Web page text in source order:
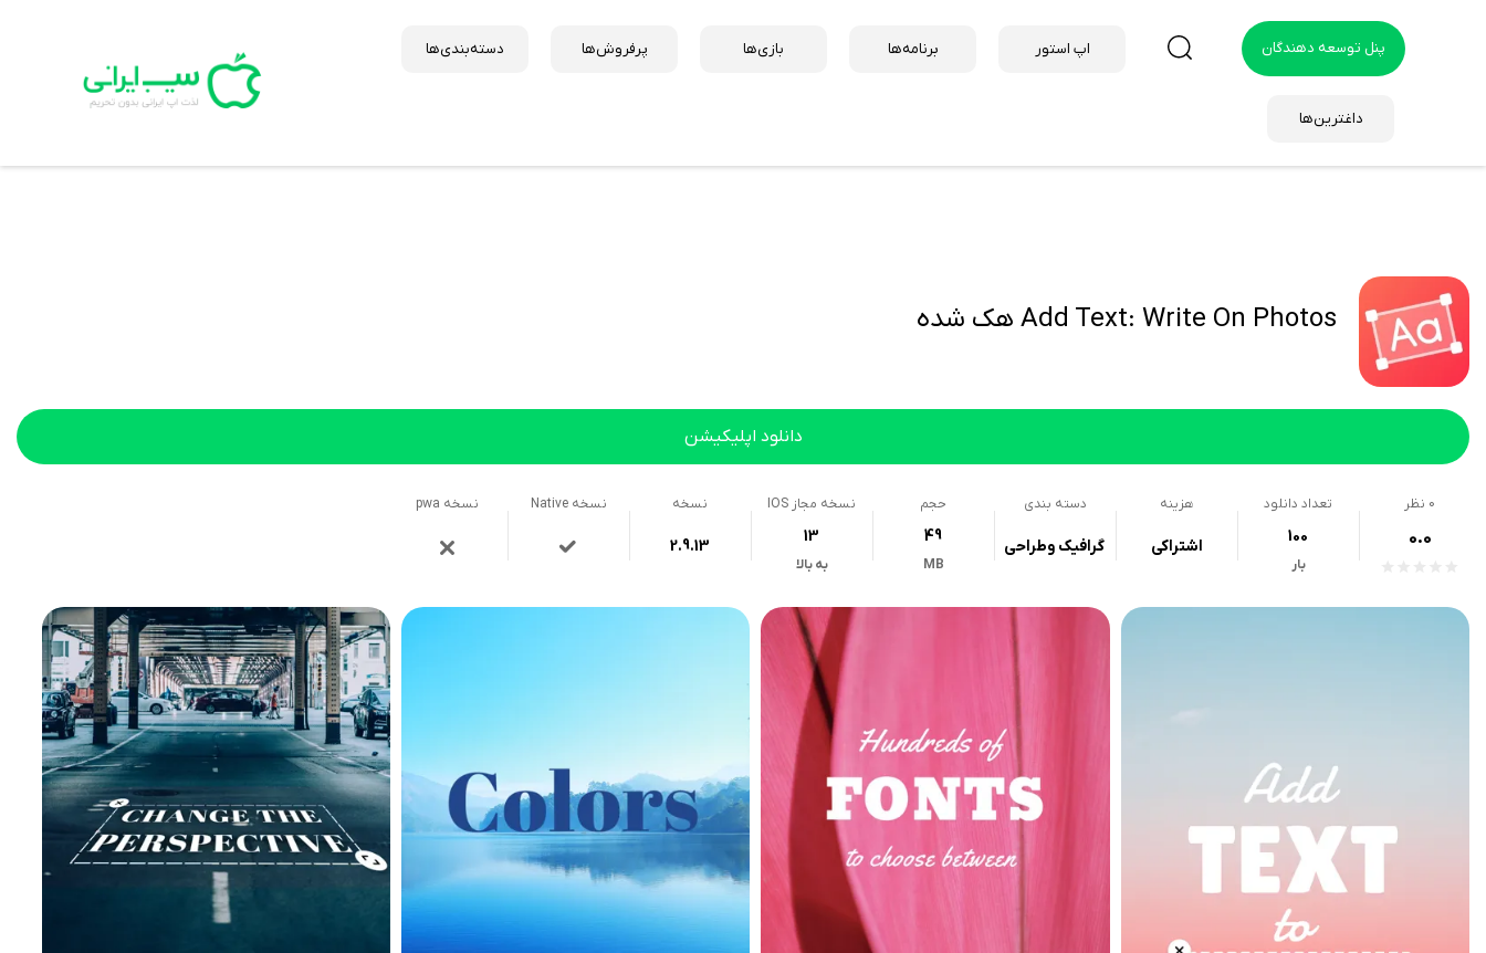
پنل توسعه دهندگان اپ استور برنامه‌ها بازی‌ها پرفروش‌ها دسته‌بندی‌ها
داغترین‌ها
Add Text: Write On Photos هک شده
دانلود اپلیکیشن
0 نظر
0.0
تعداد دانلود
100
بار
هزینه
اشتراکی
دسته بندی
گرافیک وطراحی
حجم
49
MB
نسخه مجاز IOS
13
به بالا
نسخه
2.9.13
نسخه Native نسخه pwa